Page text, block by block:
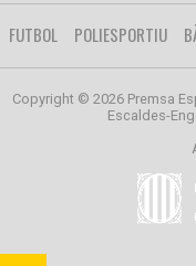
FUTBOL POLIESPORTIU
Copyright © 2026 Premsa
Escaldes-